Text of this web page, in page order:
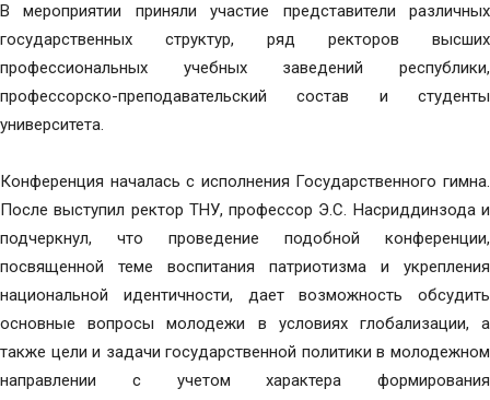
В мероприятии приняли участие представители различных
государственных структур, ряд ректоров высших
профессиональных учебных заведений республики,
профессорско-преподавательский состав и студенты
университета.
Конференция началась с исполнения Государственного гимна.
После выступил ректор ТНУ, профессор Э.С. Насриддинзода и
подчеркнул, что проведение подобной конференции,
посвященной теме воспитания патриотизма и укрепления
национальной идентичности, дает возможность обсудить
основные вопросы молодежи в условиях глобализации, а
также цели и задачи государственной политики в молодежном
направлении с учетом характера формирования